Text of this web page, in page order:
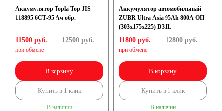
Аккумулятор Topla Top JIS
118895 6СТ-95 Ач обр.
11500 руб.
при обмене
12500руб.
В корзину
Купить в 1 клик
В наличии
Аккумулятор автомобильный
ZUBR Ultra Asia 95Ah 800A ОП
(303x175x225) D31L
11800 руб.
при обмене
12800руб.
В корзину
Купить в 1 клик
В наличии